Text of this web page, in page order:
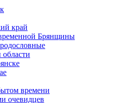
край
Брянщины
времени
очевидцев